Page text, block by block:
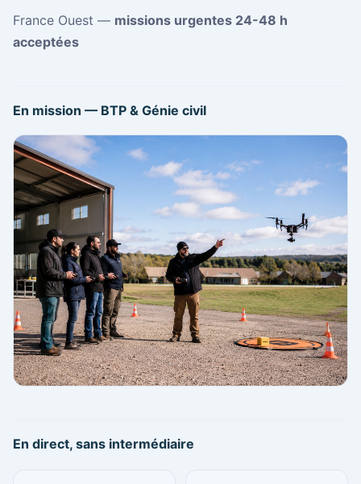
France Ouest — missions urgentes 24-48 h
acceptées
En mission — BTP & Génie civil
En direct, sans intermédiaire